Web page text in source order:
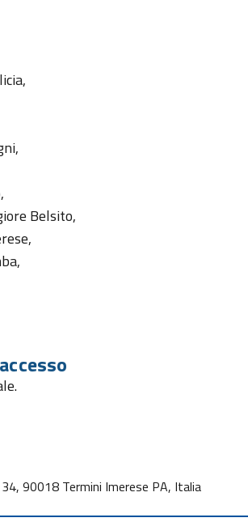
Belsito,
90018 Termini Imerese PA, Italia